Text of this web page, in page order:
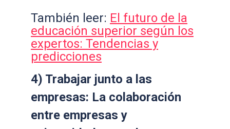
También leer: El futuro de la
educación superior según los
expertos: Tendencias y
predicciones
4) Trabajar junto a las
empresas: La colaboración
entre empresas y